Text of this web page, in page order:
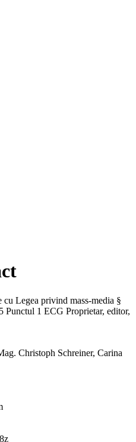
Legea privind mass-media §
Punctul 1 ECG Proprietar, editor,
Christoph Schreiner, Carina